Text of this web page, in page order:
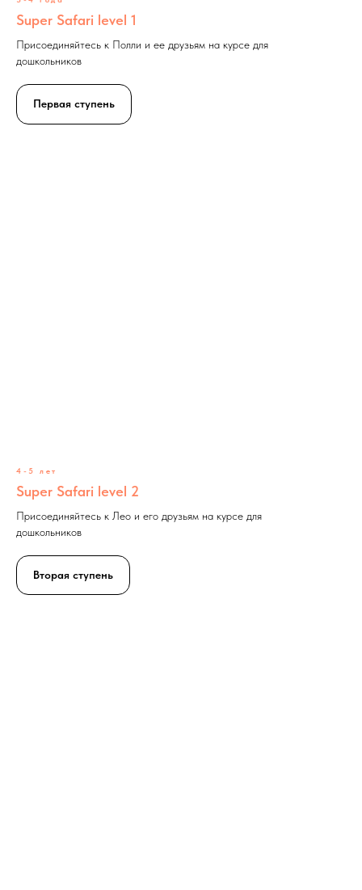
Super Safari level 1
Присоединяйтесь к Полли и ее друзьям на курсе для
дошкольников
Первая ступень
4-5 лет
Super Safari level 2
Присоединяйтесь к Лео и его друзьям на курсе для
дошкольников
Вторая ступень